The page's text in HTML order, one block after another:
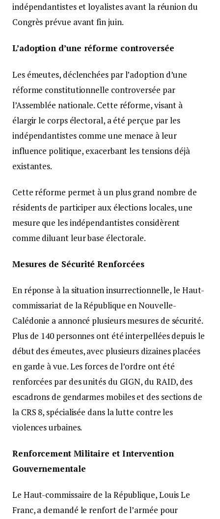
indépendantistes et loyalistes avant la réunion du
Congrès prévue avant fin juin.
L’adoption d’une réforme controversée
Les émeutes, déclenchées par l’adoption d’une
réforme constitutionnelle controversée par
l’Assemblée nationale. Cette réforme, visant à
élargir le corps électoral, a été perçue par les
indépendantistes comme une menace à leur
influence politique, exacerbant les tensions déjà
existantes.
Cette réforme permet à un plus grand nombre de
résidents de participer aux élections locales, une
mesure que les indépendantistes considèrent
comme diluant leur base électorale.
Mesures de Sécurité Renforcées
En réponse à la situation insurrectionnelle, le Haut-
commissariat de la République en Nouvelle-
Calédonie a annoncé plusieurs mesures de sécurité.
Plus de 140 personnes ont été interpellées depuis le
début des émeutes, avec plusieurs dizaines placées
en garde à vue. Les forces de l’ordre ont été
renforcées par des unités du GIGN, du RAID, des
escadrons de gendarmes mobiles et des sections de
la CRS 8, spécialisée dans la lutte contre les
violences urbaines.
Renforcement Militaire et Intervention
Gouvernementale
Le Haut-commissaire de la République, Louis Le
Franc, a demandé le renfort de l’armée pour